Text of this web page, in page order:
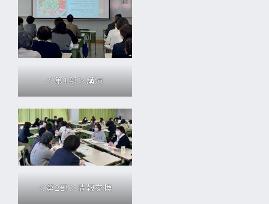
＜第1部＞講演
＜第2部＞情報交換